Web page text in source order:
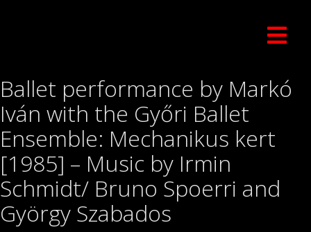
Ballet performance by Markó
Iván with the Győri Ballet
Ensemble: Mechanikus kert
[1985] – Music by Irmin
Schmidt/ Bruno Spoerri and
György Szabados